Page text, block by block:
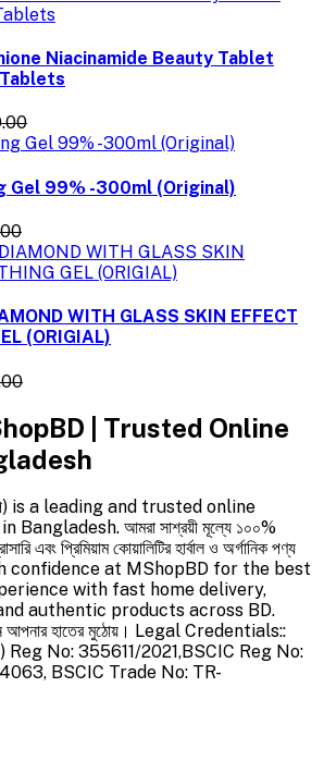
Niacinamide Beauty Tablet
Gel 99% -300ml (Original)
WITH GLASS SKIN EFFECT
(ORIGIAL)
| Trusted Online
is a leading and trusted online
আমরা সাশ্রয়ী মূল্যে ১০০%
এবং প্রিমিয়াম কোয়ালিটির হার্বাল ও অর্গানিক পণ্য
confidence at MShopBD for the best
with fast home delivery,
authentic products across BD.
আপনার হাতের মুঠোয়। Legal Credentials::
Reg No: 355611/2021,BSCIC Reg No:
BSCIC Trade No: TR-